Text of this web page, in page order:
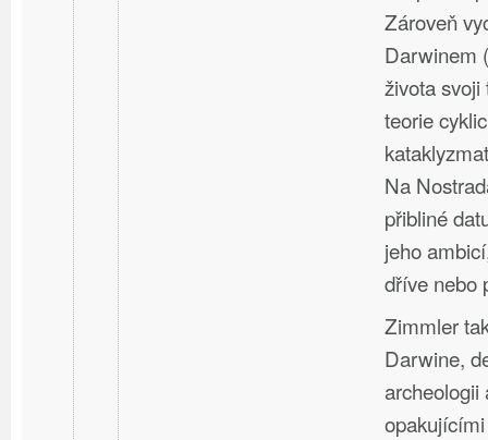
Zároveň
Darwinem
života svoji
teorie
Na
přibliné
jeho
dříve nebo
Zimmler
Darwine,
archeologii